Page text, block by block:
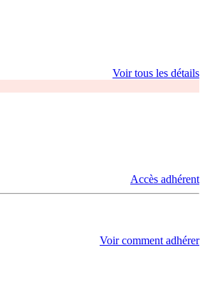
Voir tous les détails
Accès adhérent
Voir comment adhérer